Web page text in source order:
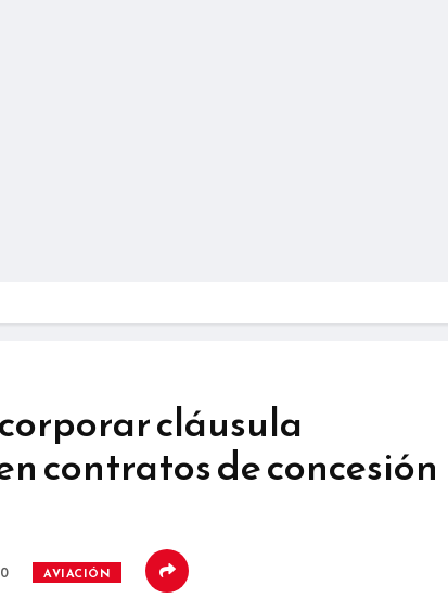
cláusula
contratos de concesión
AVIACIÓN